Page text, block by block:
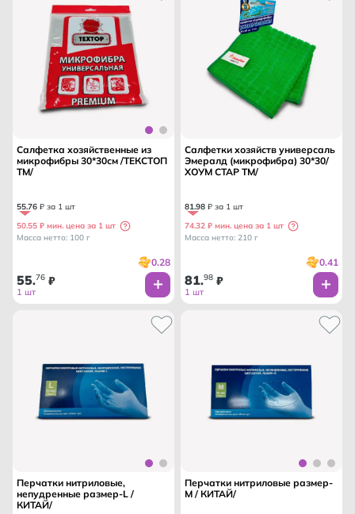
Салфетка хозяйственные из
микрофибры 30*30см /ТЕКСТОП
ТМ/
55.76 ₽ за 1 шт
50.55 ₽ мин. цена за 1 шт
Масса нетто: 100 г
0.28
55.76 ₽
1 шт
Салфетки хозяйств универсаль
Эмералд (микрофибра) 30*30/
ХОУМ СТАР ТМ/
81.98 ₽ за 1 шт
74.32 ₽ мин. цена за 1 шт
Масса нетто: 210 г
0.41
81.98 ₽
1 шт
Перчатки нитриловые,
непудренные размер-L /
КИТАЙ/
Перчатки нитриловые размер-
M / КИТАЙ/